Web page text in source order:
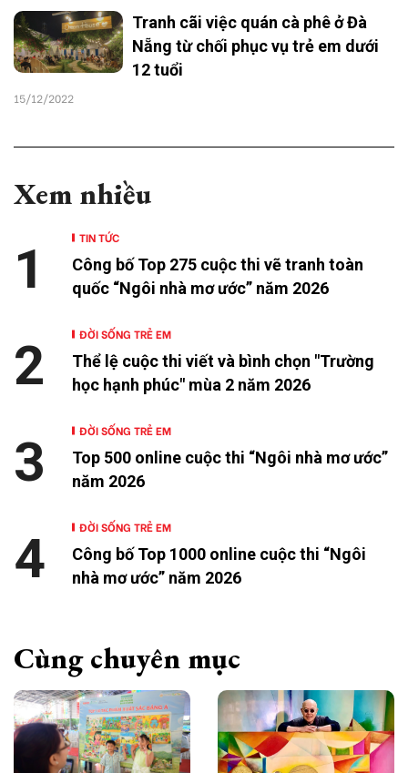
Tranh cãi việc quán cà phê ở Đà
Nẵng từ chối phục vụ trẻ em dưới
12 tuổi
15/12/2022
Xem nhiều
TIN TỨC
Công bố Top 275 cuộc thi vẽ tranh toàn
quốc “Ngôi nhà mơ ước” năm 2026
1
ĐỜI SỐNG TRẺ EM
Thể lệ cuộc thi viết và bình chọn "Trường
học hạnh phúc" mùa 2 năm 2026
2
ĐỜI SỐNG TRẺ EM
Top 500 online cuộc thi “Ngôi nhà mơ ước”
năm 2026
3
ĐỜI SỐNG TRẺ EM
Công bố Top 1000 online cuộc thi “Ngôi
nhà mơ ước” năm 2026
4
Cùng chuyên mục